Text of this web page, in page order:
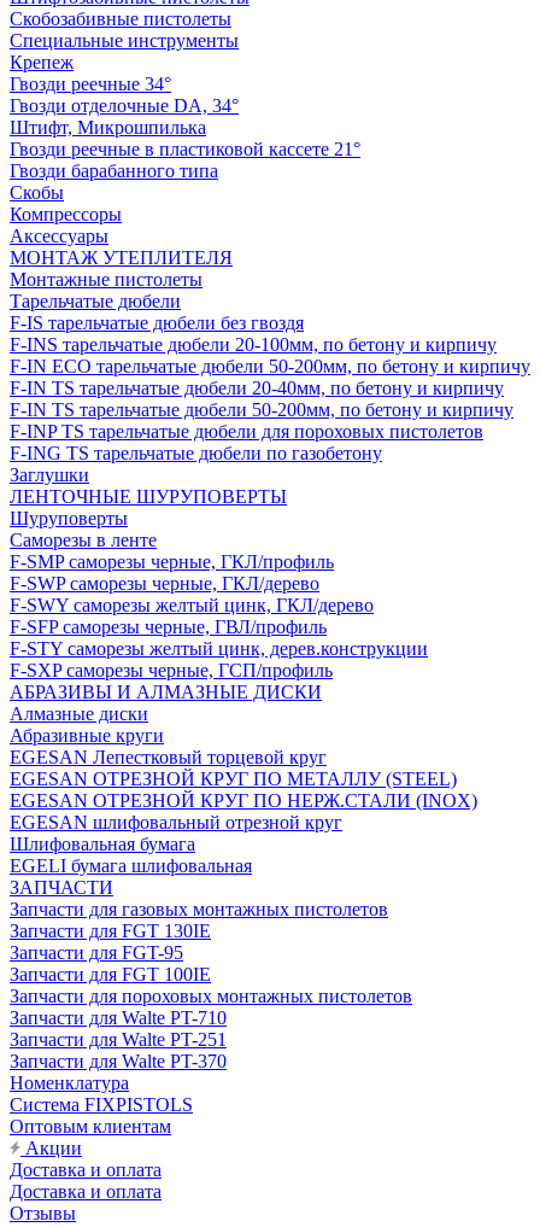
Скобозабивные пистолеты
Специальные инструменты
Крепеж
Гвозди реечные 34°
Гвозди отделочные DA, 34°
Штифт, Микрошпилька
Гвозди реечные в пластиковой кассете 21°
Гвозди барабанного типа
Скобы
Компрессоры
Аксессуары
МОНТАЖ УТЕПЛИТЕЛЯ
Монтажные пистолеты
Тарельчатые дюбели
F-IS тарельчатые дюбели без гвоздя
F-INS тарельчатые дюбели 20-100мм, по бетону и кирпичу
F-IN ECO тарельчатые дюбели 50-200мм, по бетону и кирпичу
F-IN TS тарельчатые дюбели 20-40мм, по бетону и кирпичу
F-IN TS тарельчатые дюбели 50-200мм, по бетону и кирпичу
F-INP TS тарельчатые дюбели для пороховых пистолетов
F-ING TS тарельчатые дюбели по газобетону
Заглушки
ЛЕНТОЧНЫЕ ШУРУПОВЕРТЫ
Шуруповерты
Саморезы в ленте
F-SMP саморезы черные, ГКЛ/профиль
F-SWP саморезы черные, ГКЛ/дерево
F-SWY саморезы желтый цинк, ГКЛ/дерево
F-SFP саморезы черные, ГВЛ/профиль
F-STY саморезы желтый цинк, дерев.конструкции
F-SXP саморезы черные, ГСП/профиль
АБРАЗИВЫ И АЛМАЗНЫЕ ДИСКИ
Алмазные диски
Абразивные круги
EGESAN Лепестковый торцевой круг
EGESAN ОТРЕЗНОЙ КРУГ ПО МЕТАЛЛУ (STEEL)
EGESAN ОТРЕЗНОЙ КРУГ ПО НЕРЖ.СТАЛИ (INOX)
EGESAN шлифовальный отрезной круг
Шлифовальная бумага
EGELI бумага шлифовальная
ЗАПЧАСТИ
Запчасти для газовых монтажных пистолетов
Запчасти для FGT 130IE
Запчасти для FGT-95
Запчасти для FGT 100IE
Запчасти для пороховых монтажных пистолетов
Запчасти для Walte PT-710
Запчасти для Walte PT-251
Запчасти для Walte PT-370
Номенклатура
Система FIXPISTOLS
Оптовым клиентам
Акции
Доставка и оплата
Доставка и оплата
Отзывы